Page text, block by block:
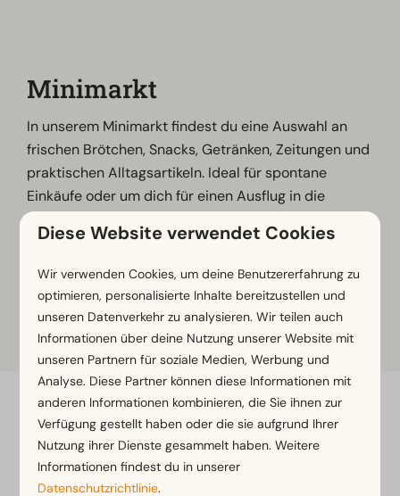
Minimarkt
In unserem Minimarkt findest du eine Auswahl an
frischen Brötchen, Snacks, Getränken, Zeitungen und
praktischen Alltagsartikeln. Ideal für spontane
Einkäufe oder um dich für einen Ausflug in die
Umgebung einzudecken. So hast du alles, was du für
einen entspannten Urlaubstag benötigst, direkt vor
Ort.
Schau dir hier die Öffnungszeiten
Bezahl sicher
Diese Website verwendet Cookies
Wir verwenden Cookies, um deine Benutzererfahrung zu
optimieren, personalisierte Inhalte bereitzustellen und
unseren Datenverkehr zu analysieren. Wir teilen auch
Informationen über deine Nutzung unserer Website mit
unseren Partnern für soziale Medien, Werbung und
Analyse. Diese Partner können diese Informationen mit
anderen Informationen kombinieren, die Sie ihnen zur
Verfügung gestellt haben oder die sie aufgrund Ihrer
Nutzung ihrer Dienste gesammelt haben. Weitere
Informationen findest du in unserer
Datenschutzrichtlinie.